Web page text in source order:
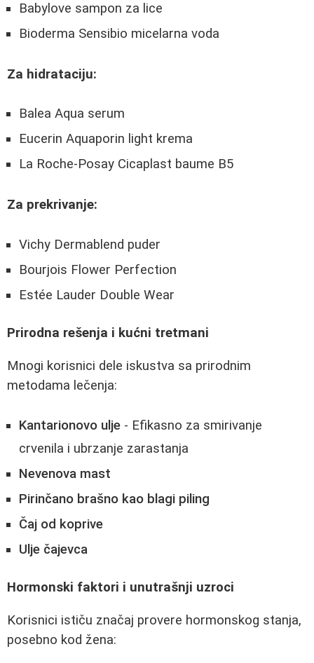
Babylove sampon za lice
Bioderma Sensibio micelarna voda
Za hidrataciju:
Balea Aqua serum
Eucerin Aquaporin light krema
La Roche-Posay Cicaplast baume B5
Za prekrivanje:
Vichy Dermablend puder
Bourjois Flower Perfection
Estée Lauder Double Wear
Prirodna rešenja i kućni tretmani
Mnogi korisnici dele iskustva sa prirodnim
metodama lečenja:
Kantarionovo ulje - Efikasno za smirivanje
crvenila i ubrzanje zarastanja
Nevenova mast
Pirinčano brašno kao blagi piling
Čaj od koprive
Ulje čajevca
Hormonski faktori i unutrašnji uzroci
Korisnici ističu značaj provere hormonskog stanja,
posebno kod žena: